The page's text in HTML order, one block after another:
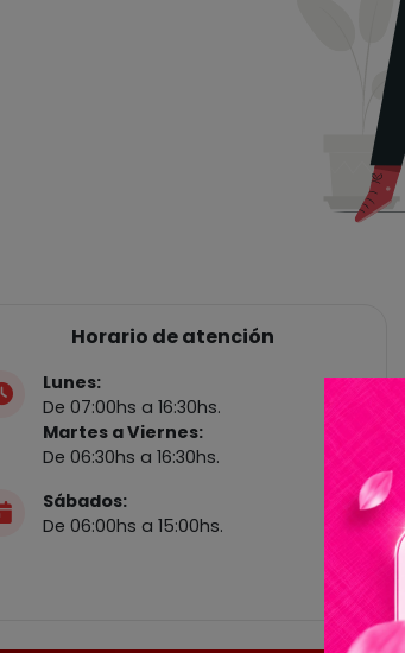
Horario de atención
Lunes:
De 07:00hs a 16:30hs.
Martes a Viernes:
De 06:30hs a 16:30hs.
Sábados:
De 06:00hs a 15:00hs.